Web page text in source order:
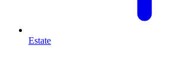
Estate